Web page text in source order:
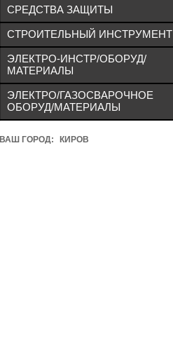
СРЕДСТВА ЗАЩИТЫ
СТРОИТЕЛЬНЫЙ ИНСТРУМЕНТ
ЭЛЕКТРО-ИНСТР/ОБОРУД/
МАТЕРИАЛЫ
ЭЛЕКТРО/ГАЗОСВАРОЧНОЕ
ОБОРУД/МАТЕРИАЛЫ
ВАШ ГОРОД: КИРОВ